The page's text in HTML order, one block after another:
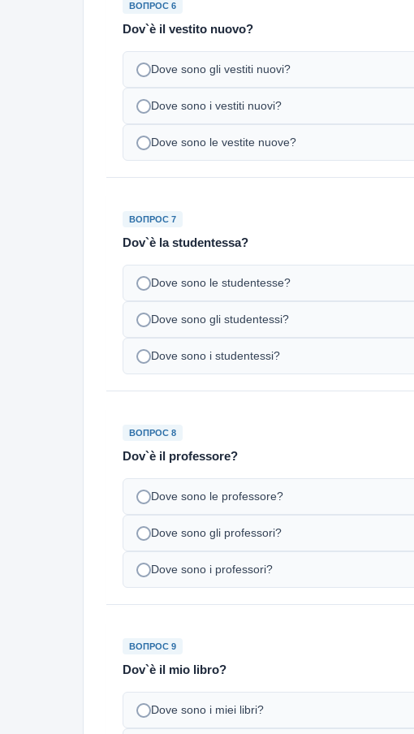
ВОПРОС 6
Dov`è il vestito nuovo?
Dove sono gli vestiti nuovi?
Dove sono i vestiti nuovi?
Dove sono le vestite nuove?
ВОПРОС 7
Dov`è la studentessa?
Dove sono le studentesse?
Dove sono gli studentessi?
Dove sono i studentessi?
ВОПРОС 8
Dov`è il professore?
Dove sono le professore?
Dove sono gli professori?
Dove sono i professori?
ВОПРОС 9
Dov`è il mio libro?
Dove sono i miei libri?